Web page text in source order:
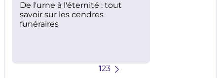
De l'urne à l'éternité : tout
savoir sur les cendres
funéraires
Page
1Page
2Page
3 Page